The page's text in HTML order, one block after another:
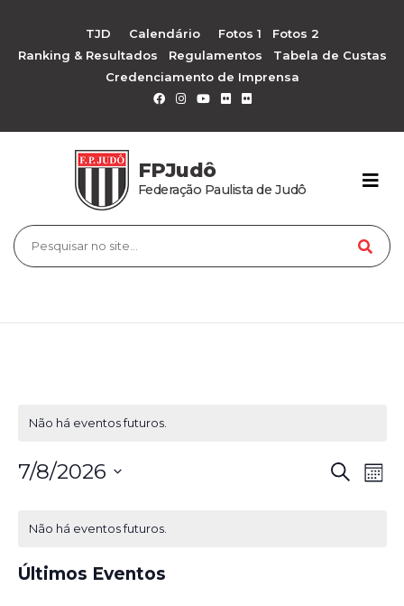
TJD Calendário Fotos 1
Fotos 2
Ranking & Resultados
Regulamentos
Tabela de Custas
Credenciamento de Imprensa
FPJudô
Federação Paulista de Judô
Não há eventos futuros.
Procurar
eventos
Mês
7/8/2026
Não há eventos futuros.
Últimos Eventos